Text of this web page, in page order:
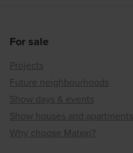
For sale
Projects
Future neighbourhoods
Show days & events
Show houses and apartments
Why choose Matexi?